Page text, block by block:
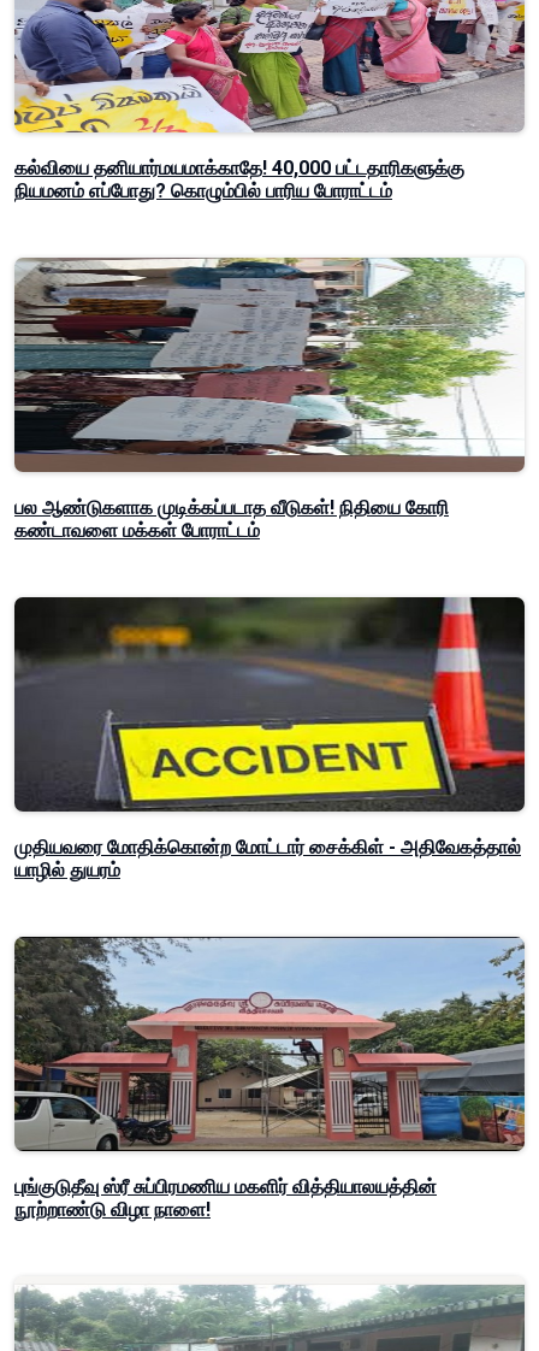
கல்வியை தனியார்மயமாக்காதே! 40,000 பட்டதாரிகளுக்கு
நியமனம் எப்போது? கொழும்பில் பாரிய போராட்டம்
பல ஆண்டுகளாக முடிக்கப்படாத வீடுகள்! நிதியை கோரி
கண்டாவளை மக்கள் போராட்டம்
முதியவரை மோதிக்கொன்ற மோட்டார் சைக்கிள் - அதிவேகத்தால்
யாழில் துயரம்
புங்குடுதீவு ஸ்ரீ சுப்பிரமணிய மகளிர் வித்தியாலயத்தின்
நூற்றாண்டு விழா நாளை!